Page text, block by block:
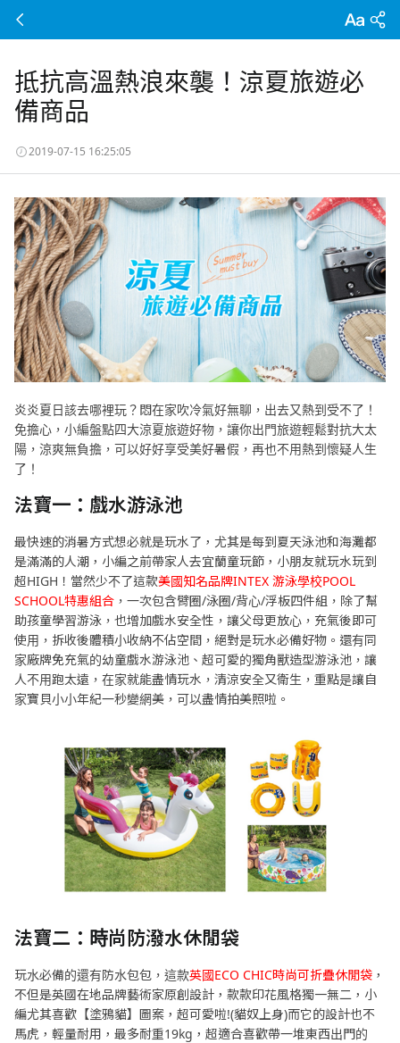
抵抗高溫熱浪來襲！涼夏旅遊必
備商品
2019-07-15 16:25:05
炎炎夏日該去哪裡玩？悶在家吹冷氣好無聊，出去又熱到受不了！
免擔心，小編盤點四大涼夏旅遊好物，讓你出門旅遊輕鬆對抗大太
陽，涼爽無負擔，可以好好享受美好暑假，再也不用熱到懷疑人生
了！
法寶一：戲水游泳池
最快速的消暑方式想必就是玩水了，尤其是每到夏天泳池和海灘都
是滿滿的人潮，小編之前帶家人去宜蘭童玩節，小朋友就玩水玩到
超HIGH！當然少不了這款美國知名品牌INTEX 游泳學校POOL
SCHOOL特惠組合 ，一次包含臂圈/泳圈/背心/浮板四件組，除了幫
助孩童學習游泳，也增加戲水安全性，讓父母更放心，充氣後即可
使用，拆收後體積小收納不佔空間，絕對是玩水必備好物。還有同
家廠牌免充氣的幼童戲水游泳池、超可愛的獨角獸造型游泳池，讓
人不用跑太遠，在家就能盡情玩水，清涼安全又衛生，重點是讓自
家寶貝小小年紀一秒變網美，可以盡情拍美照啦。
法寶二：時尚防潑水休閒袋
玩水必備的還有防水包包，這款英國ECO CHIC時尚可折疊休閒袋 ，
不但是英國在地品牌藝術家原創設計，款款印花風格獨一無二，小
編尤其喜歡【塗鴉貓】圖案，超可愛啦!(貓奴上身)而它的設計也不
馬虎，輕量耐用，最多耐重19kg，超適合喜歡帶一堆東西出門的